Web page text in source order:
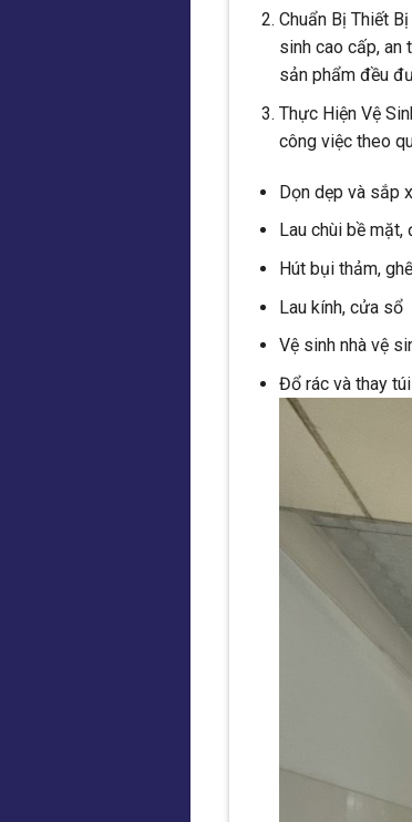
Chuẩn Bị Thiết
sinh cao cấp, an
sản phẩm đều
Thực Hiện Vệ
công việc theo
Dọn dẹp và sắp
Lau chùi bề
Hút bụi thảm,
Lau kính, cửa sổ
Vệ sinh nhà vệ
Đổ rác và thay